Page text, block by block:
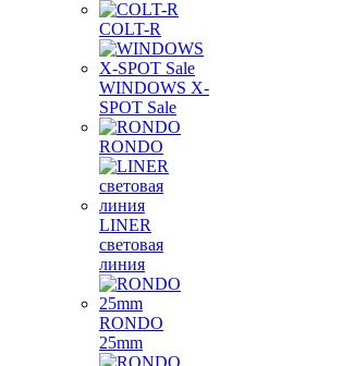
COLT-R
WINDOWS X-
SPOT Sale
RONDO
LINER
световая
линия
RONDO
25mm